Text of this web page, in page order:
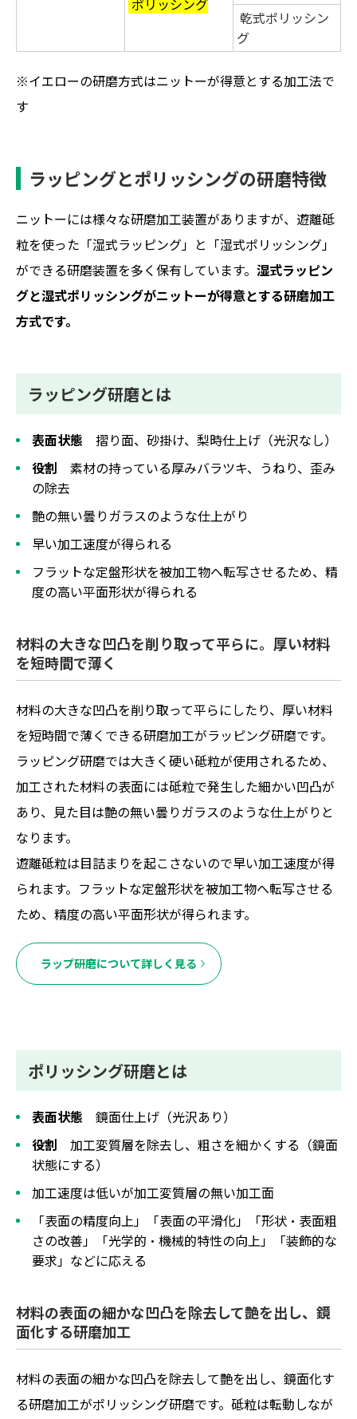
ポリッシング
乾式ポリッシン
グ
※イエローの研磨方式はニットーが得意とする加工法で
す
ラッピングとポリッシングの研磨特徴
ニットーには様々な研磨加工装置がありますが、遊離砥
粒を使った「湿式ラッピング」と「湿式ポリッシング」
ができる研磨装置を多く保有しています。 湿式ラッピン
グと湿式ポリッシングがニットーが得意とする研磨加工
方式です。
ラッピング研磨とは
表面状態 摺り面、砂掛け、梨時仕上げ（光沢なし）
役割 素材の持っている厚みバラツキ、うねり、歪み
の除去
艶の無い曇りガラスのような仕上がり
早い加工速度が得られる
フラットな定盤形状を被加工物へ転写させるため、精
度の高い平面形状が得られる
材料の大きな凹凸を削り取って平らに。厚い材料
を短時間で薄く
材料の大きな凹凸を削り取って平らにしたり、厚い材料
を短時間で薄くできる研磨加工がラッピング研磨です。
ラッピング研磨では大きく硬い砥粒が使用されるため、
加工された材料の表面には砥粒で発生した細かい凹凸が
あり、見た目は艶の無い曇りガラスのような仕上がりと
なります。
遊離砥粒は目詰まりを起こさないので早い加工速度が得
られます。フラットな定盤形状を被加工物へ転写させる
ため、精度の高い平面形状が得られます。
ラップ研磨について詳しく見る
ポリッシング研磨とは
表面状態 鏡面仕上げ（光沢あり）
役割 加工変質層を除去し、粗さを細かくする（鏡面
状態にする）
加工速度は低いが加工変質層の無い加工面
「表面の精度向上」「表面の平滑化」「形状・表面粗
さの改善」「光学的・機械的特性の向上」「装飾的な
要求」などに応える
材料の表面の細かな凹凸を除去して艶を出し、鏡
面化する研磨加工
材料の表面の細かな凹凸を除去して艶を出し、鏡面化す
る研磨加工がポリッシング研磨です。砥粒は転動しなが